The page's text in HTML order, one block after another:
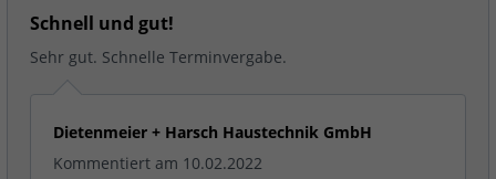
Schnell und gut!
Sehr gut. Schnelle Terminvergabe.
Dietenmeier + Harsch Haustechnik GmbH
Kommentiert am 10.02.2022